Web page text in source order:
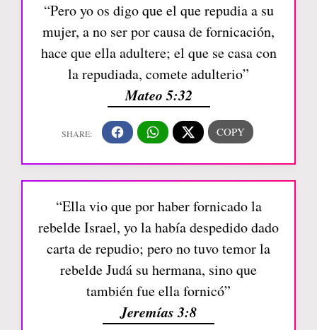
“Pero yo os digo que el que repudia a su
mujer, a no ser por causa de fornicación,
hace que ella adultere; el que se casa con
la repudiada, comete adulterio”
Mateo 5:32
“Ella vio que por haber fornicado la
rebelde Israel, yo la había despedido dado
carta de repudio; pero no tuvo temor la
rebelde Judá su hermana, sino que
también fue ella fornicó”
Jeremías 3:8